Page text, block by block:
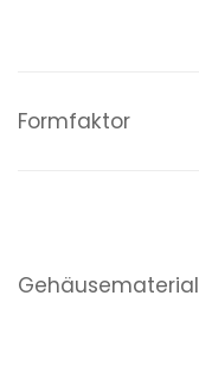
Formfaktor
Gehäusematerial